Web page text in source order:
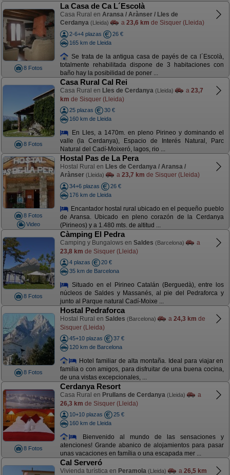
8 Fotos
La Casa de Ca L´Escolà
Casa Rural en Aransa / Arànser / Lles de
Cerdanya (Lleida) a 23,6 km de Sisquer (Lleida)
2-6+4 plazas
26 €
165 km de Lleida
Se trata de la antigua casa de payés de ca l´Escolà,
totalmente rehabilitada dispone de 3 habitaciones con
baño hay la posibilidad de poner ...
8 Fotos
Casa Rural Cal Rei
Casa Rural en Lles de Cerdanya (Lleida) a 23,7
km de Sisquer (Lleida)
25 plazas
30 €
160 km de Lleida
En Lles, a 1470m. en pleno Pirineo y dominando el
valle (la Cerdanya), Espacio de Interés Natural, Parc
Natural del Cadí-Moixeró, lagos, rio ...
8 Fotos
Video
Hostal Pas de La Pera
Hostal Rural en Lles de Cerdanya / Aransa /
Arànser (Lleida) a 23,7 km de Sisquer (Lleida)
34+6 plazas
26 €
176 km de Lleida
Encantador hostal rural ubicado en el pequeño pueblo
de Aransa. Ubicado en pleno corazón de la Cerdanya
(Pirineos) y a 1.480 mts. de altitud ...
8 Fotos
Càmping El Pedra
Camping y Bungalows en Saldes (Barcelona)
a
23,8 km de Sisquer (Lleida)
4 plazas
20 €
35 km de Barcelona
Situado en el Pirineo Catalán (Berguedà), entre los
núcleos de Saldes y Massanés, al pie del Pedraforca y
junto al Parque natural Cadí-Moixe ...
8 Fotos
Hostal Pedraforca
Hostal Rural en Saldes (Barcelona) a 24,3 km de
Sisquer (Lleida)
45+10 plazas
37 €
120 km de Barcelona
Hotel familiar de alta montaña. Ideal para viajar en
familia o con amigos, para disfruitar de una buena cocina,
de una vistas excepcionales, ...
8 Fotos
Cerdanya Resort
Casa Rural en Prullans de Cerdanya (Lleida)
a
26,3 km de Sisquer (Lleida)
10+10 plazas
25 €
160 km de Lleida
Bienvenido al mundo de las sensaciones y
atenciones! Grande abanico de alojamientos para pasar
unas vacaciones en família o una escapada mer ...
Cal Serveró
Vivienda turística en Peramola (Lleida) a 26,5 km